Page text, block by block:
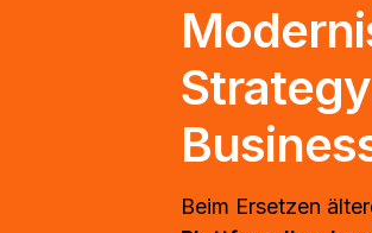
Beim Ersetzen